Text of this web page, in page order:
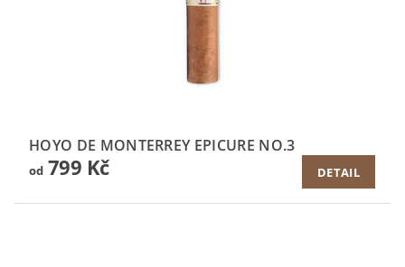
HOYO DE MONTERREY EPICURE NO.3
od799 Kč DETAIL